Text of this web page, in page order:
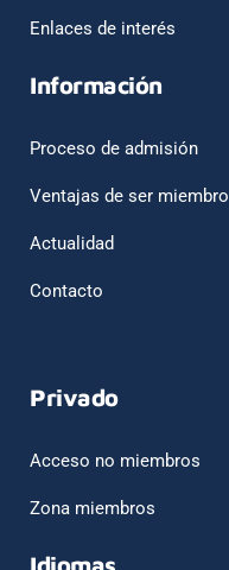
Enlaces de interés
Información
Proceso de admisión
Ventajas de ser miembro
Actualidad
Contacto
Privado
Acceso no miembros
Zona miembros